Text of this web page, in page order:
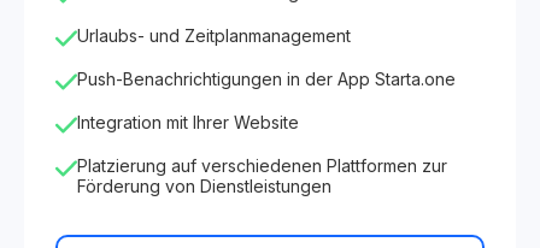
Urlaubs- und Zeitplanmanagement
Push-Benachrichtigungen in der App Starta.one
Integration mit Ihrer Website
Platzierung auf verschiedenen Plattformen zur
Förderung von Dienstleistungen